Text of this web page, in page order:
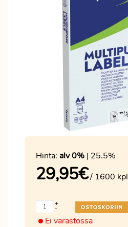
Hinta: alv 0% | 25.5%
29,95€/ 1600 kpl
-
+
Ei varastossa